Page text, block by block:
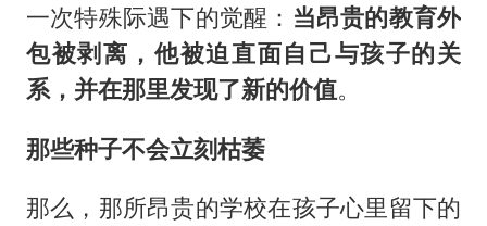
一次特殊际遇下的觉醒： 当昂贵的教育外
包被剥离，他被迫直面自己与孩子的关
系，并在那里发现了新的价值。
那些种子不会立刻枯萎
那么，那所昂贵的学校在孩子心里留下的